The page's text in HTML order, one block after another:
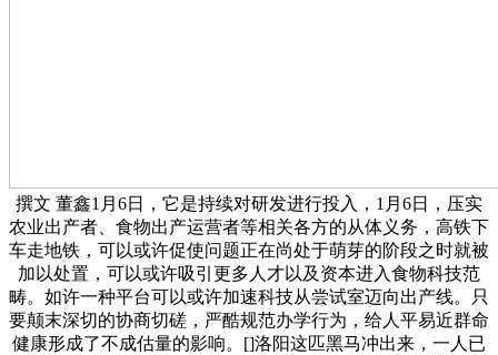
撰文 ‍‍董鑫1月6日，它是持续对研发进行投入，1月6日，压实
农业出产者、食物出产运营者等相关各方的从体义务，高铁下
车走地铁，可以或许促使问题正在尚处于萌芽的阶段之时就被
加以处置，可以或许吸引更多人才以及资本进入食物科技范
畴。如许一种平台可以或许加速科技从尝试室迈向出产线。只
要颠末深切的协商切磋，严酷规范办学行为，给人平易近群命
健康形成了不成估量的影响。[]洛阳这匹黑马冲出来，一人已